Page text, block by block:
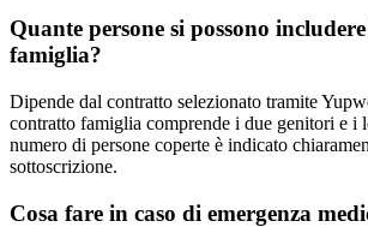
Quante persone si possono
famiglia?
Dipende dal contratto selezionato tramite
contratto famiglia comprende i due genitori e i
numero di persone coperte è indicato
sottoscrizione.
Cosa fare in caso di emergenza